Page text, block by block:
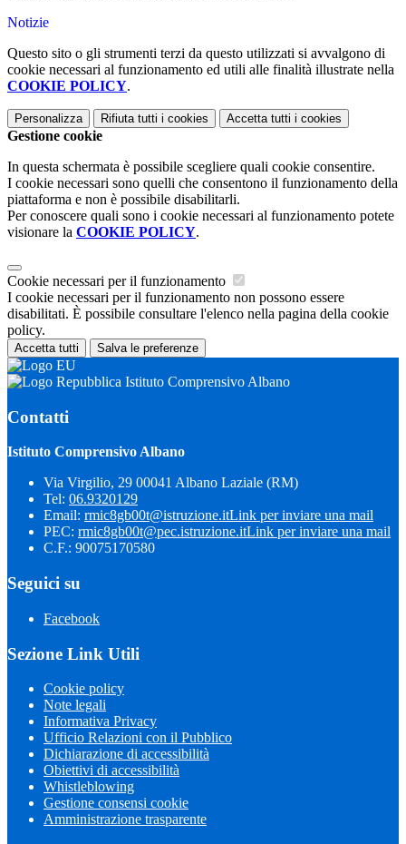
Notizie
Questo sito o gli strumenti terzi da questo utilizzati si avvalgono di
cookie necessari al funzionamento ed utili alle finalità illustrate nella
COOKIE POLICY.
Personalizza Rifiuta tutti i cookies Accetta tutti i cookies
Gestione cookie
In questa schermata è possibile scegliere quali cookie consentire.
I cookie necessari sono quelli che consentono il funzionamento della
piattaforma e non è possibile disabilitarli.
Per conoscere quali sono i cookie necessari al funzionamento potete
visionare la COOKIE POLICY.
Cookie necessari per il funzionamento
I cookie necessari per il funzionamento non possono essere
disabilitati. È possibile consultare l'elenco nella pagina della cookie
policy.
Accetta tutti Salva le preferenze
Istituto Comprensivo Albano
Contatti
Istituto Comprensivo Albano
Via Virgilio, 29 00041 Albano Laziale (RM)
Tel: 06.9320129
Email: rmic8gb00t@istruzione.itLink per inviare una mail
PEC: rmic8gb00t@pec.istruzione.itLink per inviare una mail
C.F.: 90075170580
Seguici su
Facebook
Sezione Link Utili
Cookie policy
Note legali
Informativa Privacy
Ufficio Relazioni con il Pubblico
Dichiarazione di accessibilità
Obiettivi di accessibilità
Whistleblowing
Gestione consensi cookie
Amministrazione trasparente